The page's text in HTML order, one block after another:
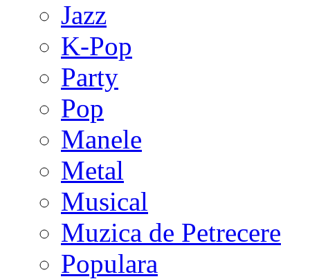
Jazz
K-Pop
Party
Pop
Manele
Metal
Musical
Muzica de Petrecere
Populara